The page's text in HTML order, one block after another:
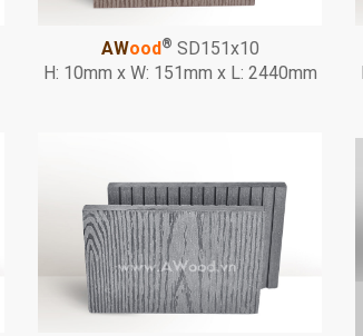
AWood® SD151x10
H: 10mm x W: 151mm x L: 2440mm